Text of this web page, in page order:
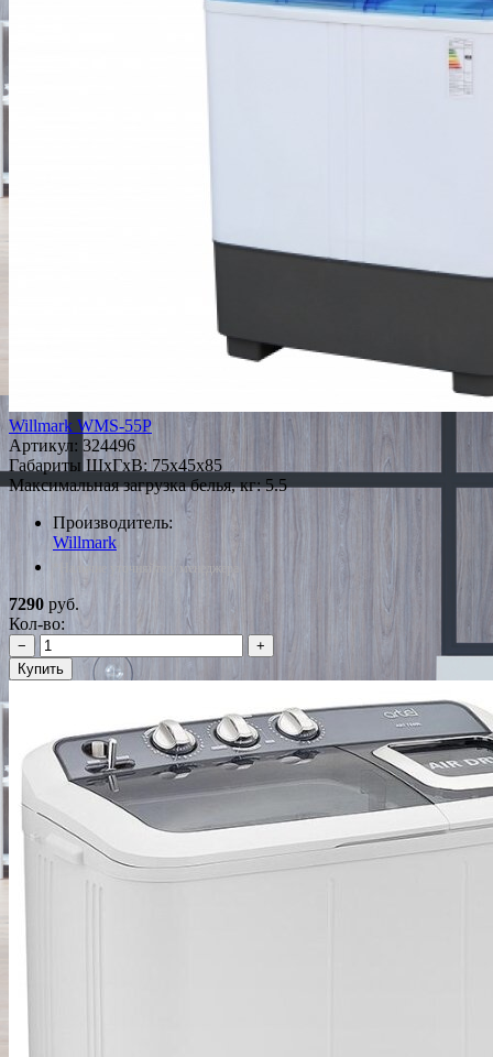
Willmark WMS-55P
Артикул: 324496
Габариты ШxГxВ: 75x45x85
Максимальная загрузка белья, кг: 5.5
Производитель:
Willmark
*Наличие уточняйте у менеджера
7290 руб.
Кол-во:
−
+
Купить